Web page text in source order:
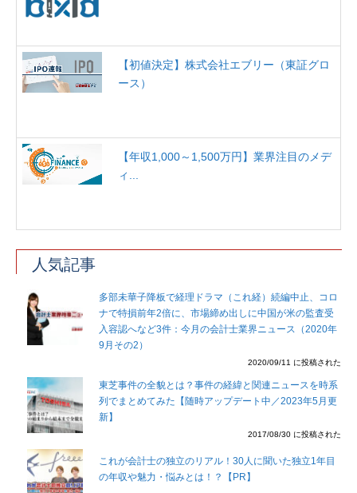
【初値決定】株式会社エブリー（東証グロ
ース）
【年収1,000～1,500万円】業界注目のメデ
ィ...
人気記事
多部未華子降板で経理ドラマ（これ経）続編中止、コロ
ナで特損前年2倍に、市場締め出しに中国が米の監査受
入容認へなど3件：今月の会計士業界ニュース（2020年
9月その2）
2020/09/11 に投稿された
東芝事件の全貌とは？事件の経緯と関連ニュースを時系
列でまとめてみた【随時アップデート中／2023年5月更
新】
2017/08/30 に投稿された
これが会計士の独立のリアル！30人に聞いた独立1年目
の年収や魅力・悩みとは！？【PR】